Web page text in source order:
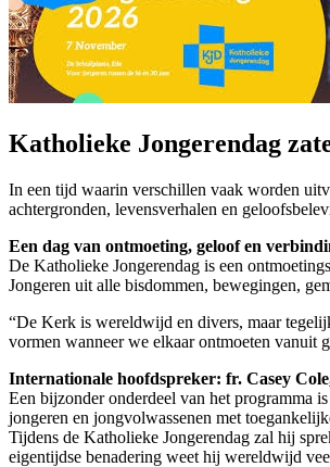
Katholieke Jongerendag
In een tijd waarin verschillen vaak worden
achtergronden, levensverhalen en
Een dag van ontmoeting, geloof en
De Katholieke Jongerendag is een
Jongeren uit alle bisdommen, bewegingen,
“De Kerk is wereldwijd en divers, maar
vormen wanneer we elkaar ontmoeten vanuit
Internationale hoofdspreker: fr. Casey
Een bijzonder onderdeel van het programma
jongeren en jongvolwassenen met
Tijdens de Katholieke Jongerendag zal hij
eigentijdse benadering weet hij wereldwijd